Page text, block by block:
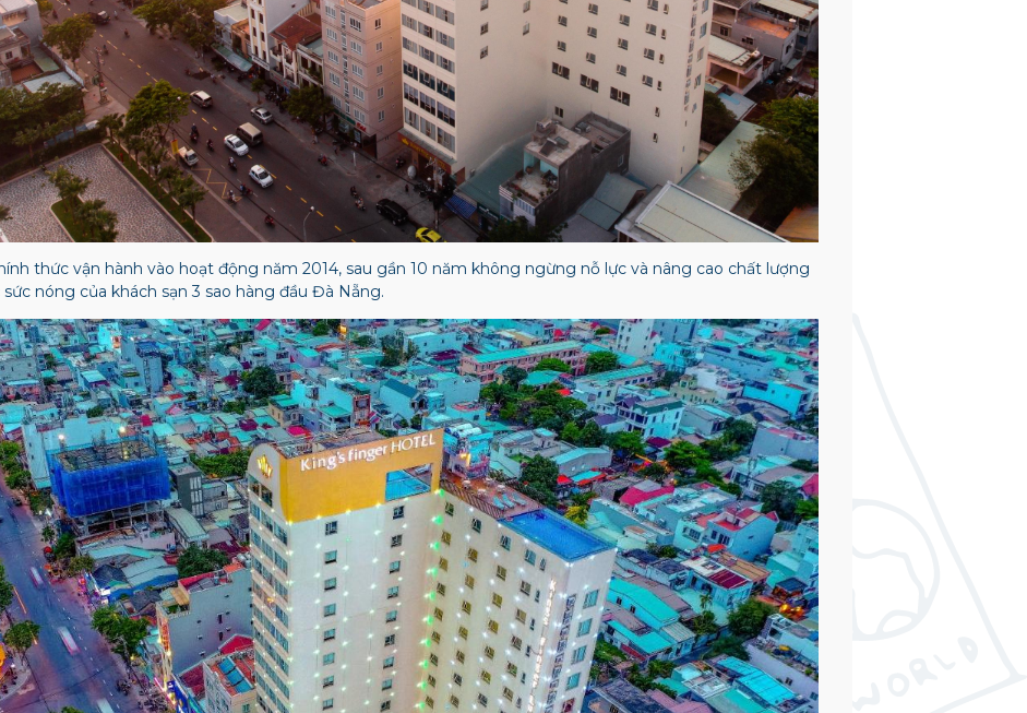
thức vận hành vào hoạt động năm 2014, sau gần 10 năm không ngừng nỗ lực và nâng cao chất lượng
nóng của khách sạn 3 sao hàng đầu Đà Nẵng.